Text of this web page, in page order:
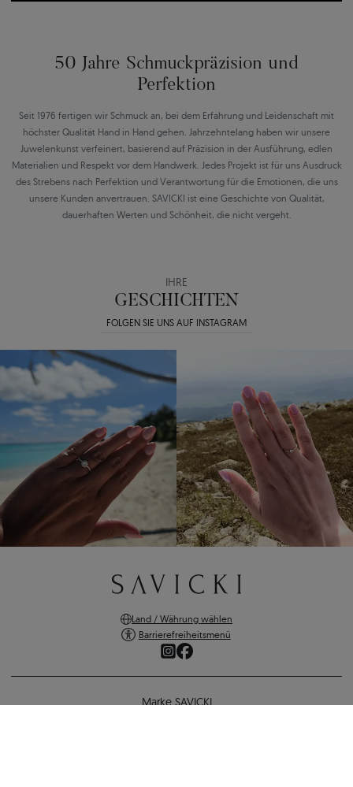
50 Jahre Schmuckpräzision und
Perfektion
Seit 1976 fertigen wir Schmuck an, bei dem Erfahrung und Leidenschaft mit
höchster Qualität Hand in Hand gehen. Jahrzehntelang haben wir unsere
Juwelenkunst verfeinert, basierend auf Präzision in der Ausführung, edlen
Materialien und Respekt vor dem Handwerk. Jedes Projekt ist für uns Ausdruck
des Strebens nach Perfektion und Verantwortung für die Emotionen, die uns
unsere Kunden anvertrauen. SAVICKI ist eine Geschichte von Qualität,
dauerhaften Werten und Schönheit, die nicht vergeht.
IHRE
GESCHICHTEN
FOLGEN SIE UNS AUF INSTAGRAM
Land / Währung wählen
Barrierefreiheitsmenü
Marke SAVICKI